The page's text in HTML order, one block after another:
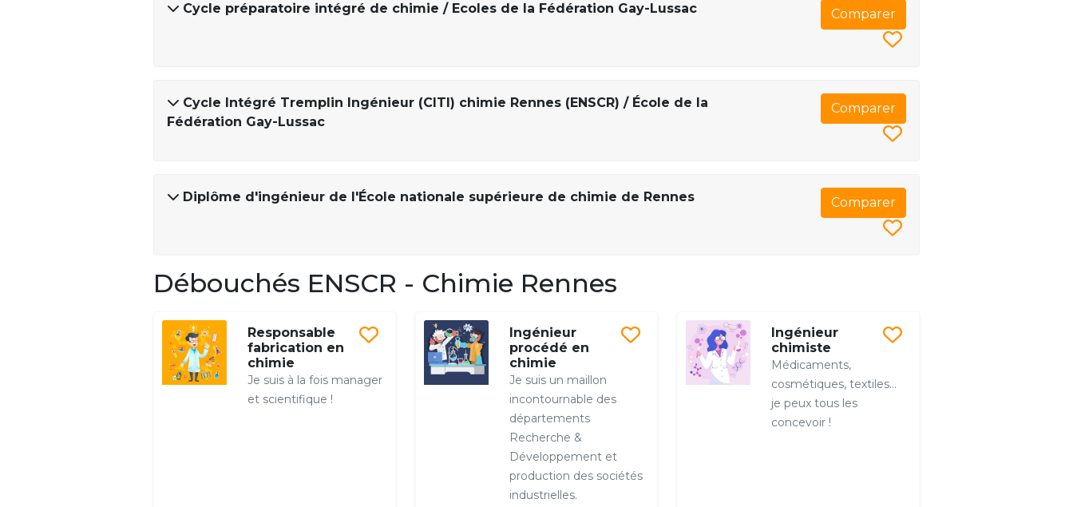
Cycle préparatoire intégré de chimie / Ecoles de la Fédération Gay-Lussac Comparer
Cycle Intégré Tremplin Ingénieur (CITI) chimie Rennes (ENSCR) / École de la
Fédération Gay-Lussac
Comparer
Diplôme d'ingénieur de l'École nationale supérieure de chimie de Rennes Comparer
Débouchés ENSCR - Chimie Rennes
Responsable
fabrication en
chimie
Je suis à la fois manager
et scientifique !
Ingénieur
procédé en
chimie
Je suis un maillon
incontournable des
départements
Recherche &
Développement et
production des sociétés
industrielles.
Ingénieur
chimiste
Médicaments,
cosmétiques, textiles…
je peux tous les
concevoir !